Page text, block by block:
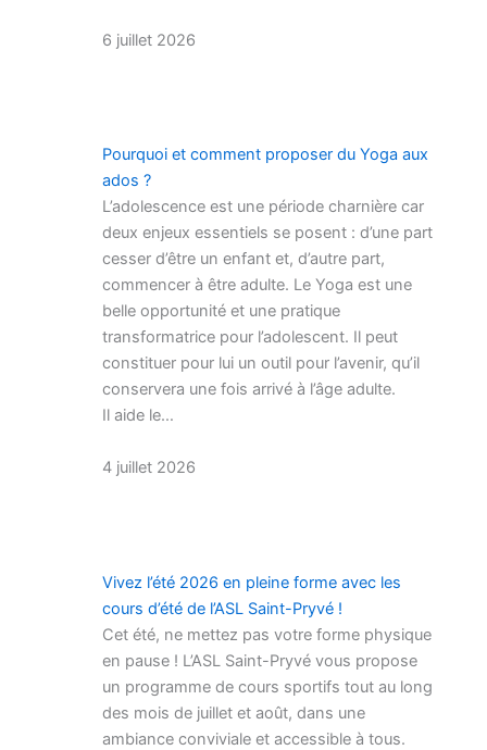
6 juillet 2026
Pourquoi et comment proposer du Yoga aux
ados ?
L’adolescence est une période charnière car
deux enjeux essentiels se posent : d’une part
cesser d’être un enfant et, d’autre part,
commencer à être adulte. Le Yoga est une
belle opportunité et une pratique
transformatrice pour l’adolescent. Il peut
constituer pour lui un outil pour l’avenir, qu’il
conservera une fois arrivé à l’âge adulte.
Il aide le…
4 juillet 2026
Vivez l’été 2026 en pleine forme avec les
cours d’été de l’ASL Saint-Pryvé !
Cet été, ne mettez pas votre forme physique
en pause ! L’ASL Saint-Pryvé vous propose
un programme de cours sportifs tout au long
des mois de juillet et août, dans une
ambiance conviviale et accessible à tous.